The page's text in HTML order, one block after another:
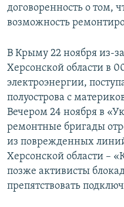
договоренность о том,
возможность
В Крыму 22 ноября из-
Херсонской области в
электроэнергии,
полуострова с
Вечером 24 ноября в
ремонтные бригады
из поврежденных
Херсонской области –
позже активисты
препятствовать